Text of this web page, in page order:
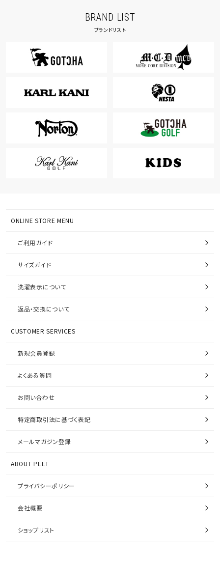
BRAND LIST
ブランドリスト
ONLINE STORE MENU
ご利用ガイド
サイズガイド
洗濯表示について
返品・交換について
CUSTOMER SERVICES
新規会員登録
よくある質問
お問い合わせ
特定商取引法に基づく表記
メールマガジン登録
ABOUT PEET
プライバシーポリシー
会社概要
ショップリスト